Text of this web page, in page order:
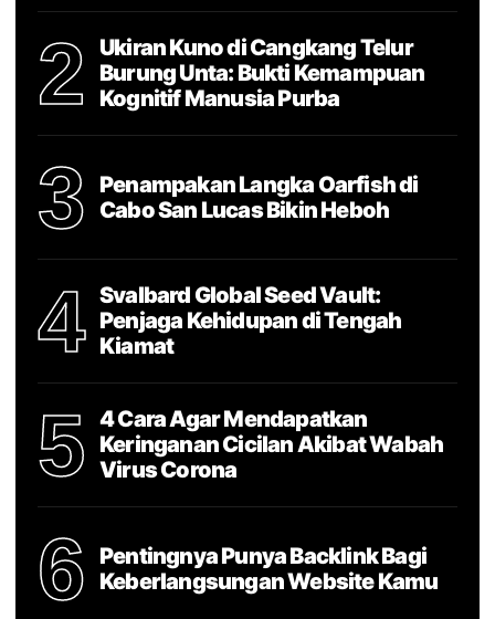
2
Ukiran Kuno di Cangkang Telur
Burung Unta: Bukti Kemampuan
Kognitif Manusia Purba
3
Penampakan Langka Oarfish di
Cabo San Lucas Bikin Heboh
4
Svalbard Global Seed Vault:
Penjaga Kehidupan di Tengah
Kiamat
5
4 Cara Agar Mendapatkan
Keringanan Cicilan Akibat Wabah
Virus Corona
6
Pentingnya Punya Backlink Bagi
Keberlangsungan Website Kamu